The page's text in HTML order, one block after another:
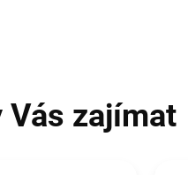
Vás zajímat